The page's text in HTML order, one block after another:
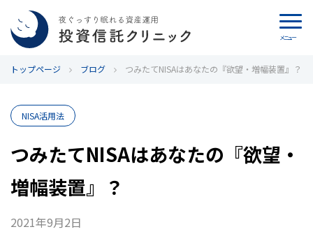
メニュー
カウンセリング
ブログ
代表カン・チュンド
投資信託クリニックとは
インデックス投資の特徴
トップページ ブログ つみたてNISAはあなたの『欲望・増幅装置』？
NISA活用法
つみたてNISAはあなたの『欲望・
増幅装置』？
2021年9月2日